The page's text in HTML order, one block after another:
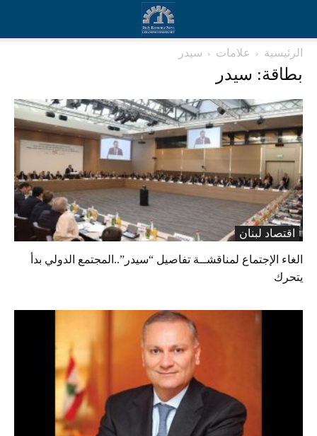
الرئيسية علامات سيدر
بطاقة: سيدر
اقتصاد لبنان
الغاء الإجتماع لمناقشــة تفاصيل “سيدر”..المجتمع الدولي بدأ
يتحرك